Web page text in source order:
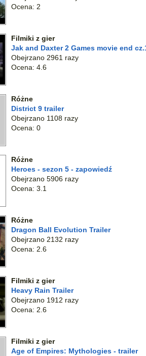
Ocena: 2
Filmiki z gier
Jak and Daxter 2 Games movie end
Obejrzano 2961 razy
Ocena: 4.6
Różne
District 9 trailer
Obejrzano 1108 razy
Ocena: 0
Różne
Heroes - sezon 5 - zapowiedź
Obejrzano 5906 razy
Ocena: 3.1
Różne
Dragon Ball Evolution Trailer
Obejrzano 2132 razy
Ocena: 2.6
Filmiki z gier
Heavy Rain Trailer
Obejrzano 1912 razy
Ocena: 2.6
Filmiki z gier
Age of Empires: Mythologies - trailer